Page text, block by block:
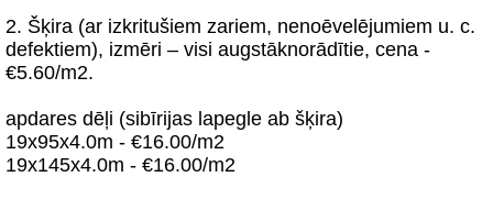
2. Šķira (ar izkritušiem zariem, nenoēvelējumiem u. с.
defektiem), izmēri – visi augstāknorādītie, cena -
€5.60/m2.
apdares dēļi (sibīrijas lapegle ab šķira)
19x95x4.0m - €16.00/m2
19x145x4.0m - €16.00/m2